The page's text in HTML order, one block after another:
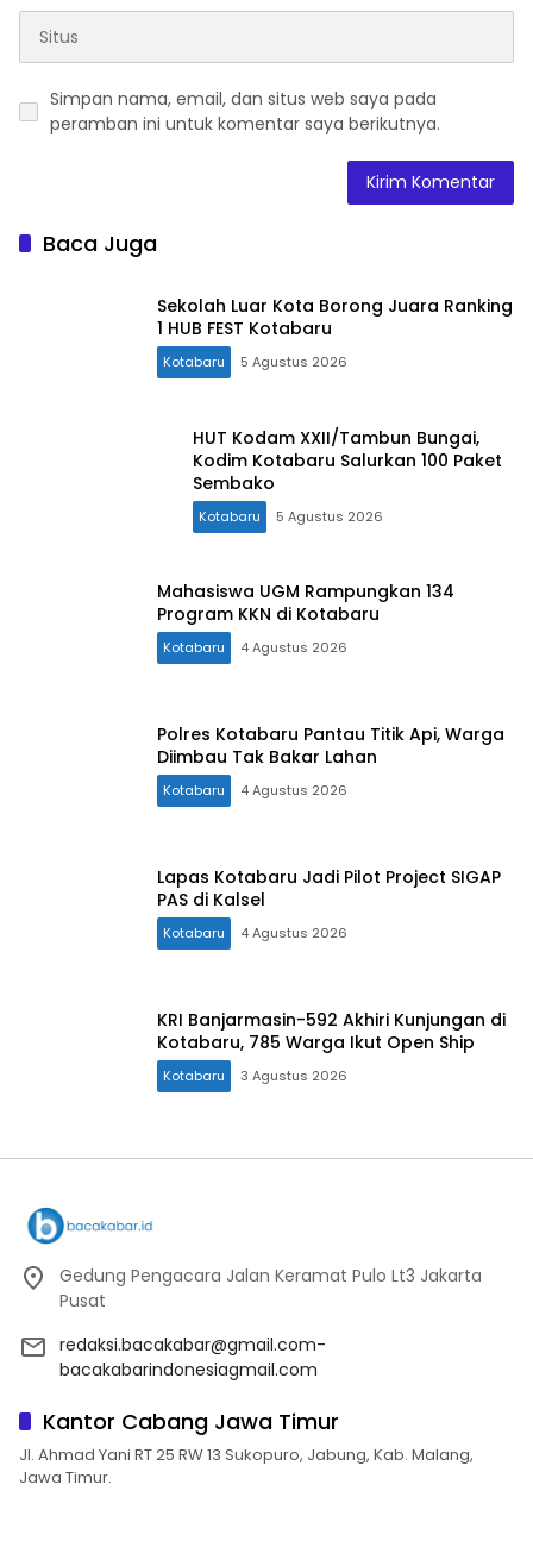
Simpan nama, email, dan situs web saya pada
peramban ini untuk komentar saya berikutnya.
Baca Juga
Sekolah Luar Kota Borong Juara Ranking
1 HUB FEST Kotabaru
Kotabaru 5 Agustus 2026
HUT Kodam XXII/Tambun Bungai,
Kodim Kotabaru Salurkan 100 Paket
Sembako
Kotabaru 5 Agustus 2026
Mahasiswa UGM Rampungkan 134
Program KKN di Kotabaru
Kotabaru 4 Agustus 2026
Polres Kotabaru Pantau Titik Api, Warga
Diimbau Tak Bakar Lahan
Kotabaru 4 Agustus 2026
Lapas Kotabaru Jadi Pilot Project SIGAP
PAS di Kalsel
Kotabaru 4 Agustus 2026
KRI Banjarmasin-592 Akhiri Kunjungan di
Kotabaru, 785 Warga Ikut Open Ship
Kotabaru 3 Agustus 2026
Gedung Pengacara Jalan Keramat Pulo Lt3 Jakarta
Pusat
redaksi.bacakabar@gmail.com-
bacakabarindonesiagmail.com
Kantor Cabang Jawa Timur
Jl. Ahmad Yani RT 25 RW 13 Sukopuro, Jabung, Kab. Malang,
Jawa Timur.